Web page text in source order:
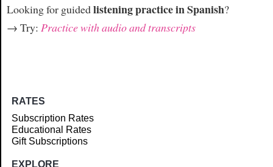
Looking for guidedlistening practice in Spanish?
→ Try: Practice with audio and transcripts
RATES
Subscription Rates
Educational Rates
Gift Subscriptions
EXPLORE